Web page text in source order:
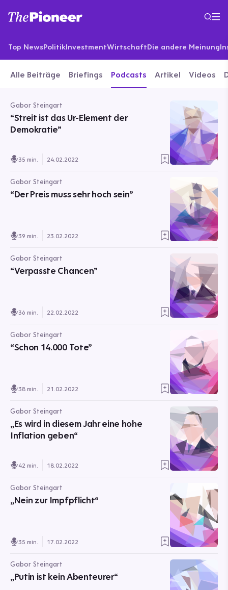
Top NewsPolitikInvestmentWirtschaftDie andere Meinung
Alle Beiträge Briefings Podcasts Artikel Videos
Gabor Steingart
“Streit ist das Ur-Element der
Demokratie”
35 min. 24.02.2022
Gabor Steingart
“Der Preis muss sehr hoch sein”
39 min. 23.02.2022
Gabor Steingart
“Verpasste Chancen”
36 min. 22.02.2022
Gabor Steingart
“Schon 14.000 Tote”
38 min. 21.02.2022
Gabor Steingart
„Es wird in diesem Jahr eine hohe
Inflation geben“
42 min. 18.02.2022
Gabor Steingart
„Nein zur Impfpflicht“
35 min. 17.02.2022
Gabor Steingart
„Putin ist kein Abenteurer“